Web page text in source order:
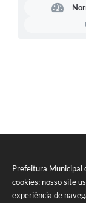
Prefeitura Municipal
cookies: nosso site
experiência de